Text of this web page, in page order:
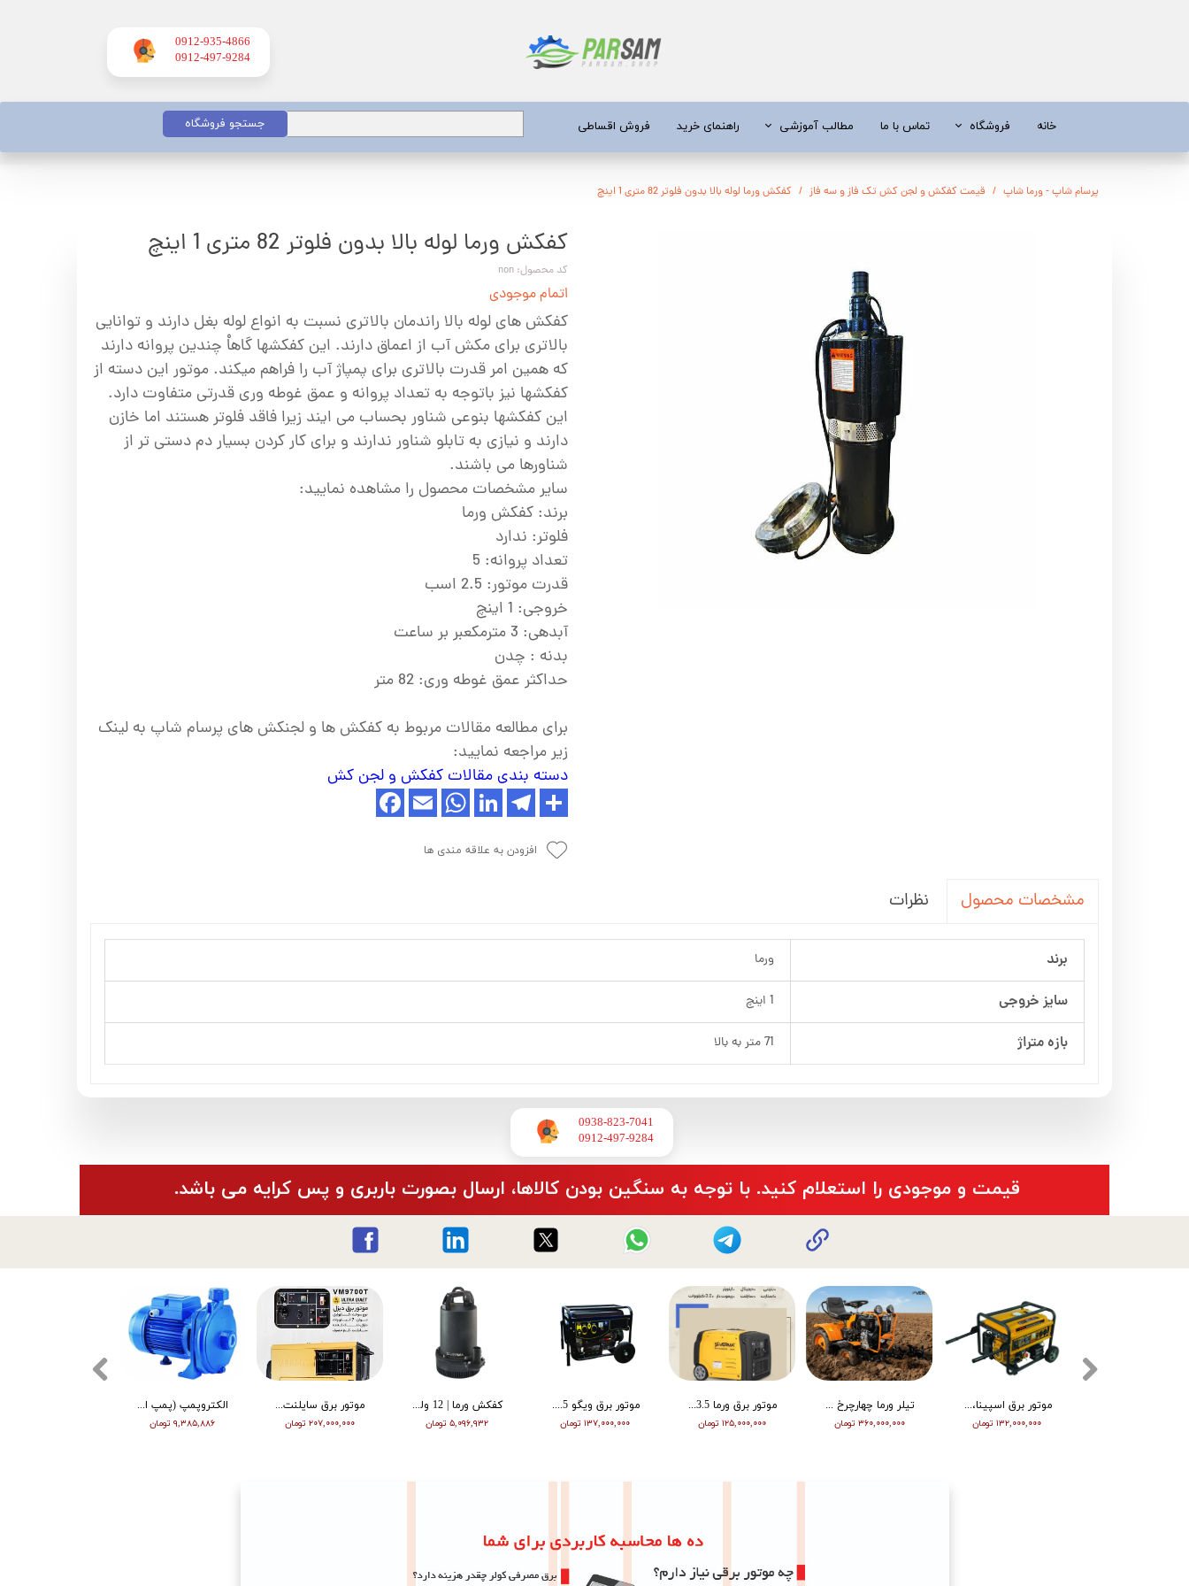
0912-935-4866
​​​​​​​0912-497-9284
خانه فروشگاه
آبسردکن و دستگاه تصفیه آب
کفکش / لجن کش
اره زنجیری / علفتراش
تماس با ما مطالب آموزشی
تیلر
پمپ آب خانگی
ابزار و قطعات
کارواش
موتور تک
سمپاش
علتفراش
راهنمای خرید فروش اقساطی جستجو فروشگاه
پرسام شاپ - ورما شاپ قیمت کفکش و لجن کش تک فاز و سه فاز کفکش ورما لوله بالا بدون فلوتر 82 متری 1 اینچ
کفکش ورما لوله بالا بدون فلوتر 82 متری 1 اینچ
کد محصول: non
اتمام موجودی
کفکش های لوله بالا راندمان بالاتری نسبت به انواع لوله بغل دارند و توانایی
بالاتری برای مکش آب از اعماق دارند. این کفکشها گاهاْ چندین پروانه دارند
که همین امر قدرت بالاتری برای پمپاژ آب را فراهم میکند. موتور این دسته از
کفکشها نیز باتوجه به تعداد پروانه و عمق غوطه وری قدرتی متفاوت دارد.
این کفکشها بنوعی شناور بحساب می ایند زیرا فاقد فلوتر هستند اما خازن
دارند و نیازی به تابلو شناور ندارند و برای کار کردن بسیار دم دستی تر از
شناورها می باشند.
سایر مشخصات محصول را مشاهده نمایید:
برند: کفکش ورما
فلوتر: ندارد
تعداد پروانه: 5
قدرت موتور: 2.5 اسب
خروجی: 1 اینچ
آبدهی: 3 مترمکعبر بر ساعت
بدنه : چدن
حداکثر عمق غوطه وری: 82 متر
برای مطالعه مقالات مربوط به کفکش ها و لجنکش های پرسام شاپ به لینک
زیر مراجعه نمایید:
دسته بندی مقالات کفکش و لجن کش
افزودن به علاقه مندی ها
مشخصات محصول نظرات
برند ورما
سایز خروجی 1 اینچ
بازه متراژ 71 متر به بالا
0938-823-7041
​​​​​​​0912-497-9284
​قیمت و موجودی را استعلام کنید. با توجه به سنگین بودن کالاها، ارسال بصورت باربری و پس کرایه می باشد.
الکتروپمپ (پمپ اب ) ویگو بشقابی 0/5 اسب پروانه پلاستیک CPM130
۹,۳۸۵,۸۸۶ تومان
موتور برق سایلنت ورما گازوییلی 7 کیلووات VM9700T
۲۰۷,۰۰۰,۰۰۰ تومان
کفکش ورما | 12 ولت | 20 متری | 1 اینچ | مشکی | VMDC-12V 1
۵,۰۹۶,۹۳۲ تومان
موتور برق ویگو 8.5 کیلووات بنزینی سه فاز WG11500T
۱۳۷,۰۰۰,۰۰۰ تومان
موتور برق ورما 3.5 کیلووات سایلنت اینورتر ریموت دار VM6500i
۱۲۵,۰۰۰,۰۰۰ تومان
تیلر ورما چهارچرخ (مینی تراکتور) ، دیزل ، چرخ بزرگ ، دوچراغ، استارت vm001
۳۶۰,۰۰۰,۰۰۰ تومان
موتور برق اسپینا، تکفاز 8 کیلو وات، ATS دار مدل SP18000E
۱۳۲,۰۰۰,۰۰۰ تومان